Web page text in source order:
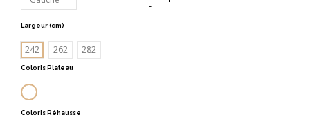
Largeur (cm)
242 262 282
Coloris Plateau
Blanc
Coloris Réhausse